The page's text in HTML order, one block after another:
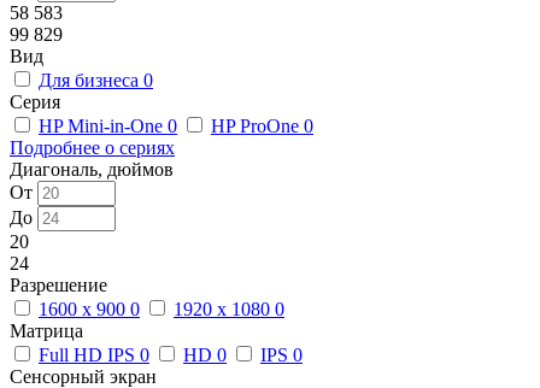
58 583
99 829
Вид
Для бизнеса 0
Серия
HP Mini-in-One 0 HP ProOne 0
Подробнее о сериях
Диагональ, дюймов
От
До
20
24
Разрешение
1600 x 900 0 1920 x 1080 0
Матрица
Full HD IPS 0 HD 0 IPS 0
Сенсорный экран